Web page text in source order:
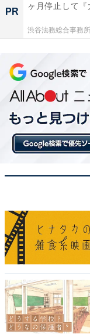
PR
ヶ月停止して
渋谷法務総合事務所